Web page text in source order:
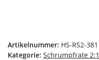
Artikelnummer: HS-RS2-381
Kategorie: Schrumpfrate